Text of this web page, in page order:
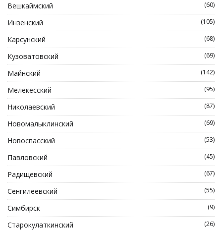
Вешкаймский (60)
Инзенский (105)
Карсунский (68)
Кузоватовский (69)
Майнский (142)
Мелекесский (95)
Николаевский (87)
Новомалыклинский (69)
Новоспасский (53)
Павловский (45)
Радищевский (67)
Сенгилеевский (55)
Симбирск (9)
Старокулаткинский (26)